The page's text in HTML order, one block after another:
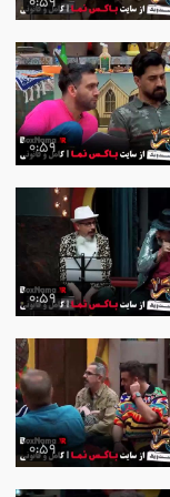
0:59
0:59
0:59